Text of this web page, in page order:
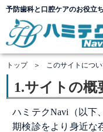
予防歯科と口腔ケアのお役立
このサイトについて
トップ ＞ このサイトにつ
1.サイトの概
ハミテクNavi（以下
期検診をより身近な